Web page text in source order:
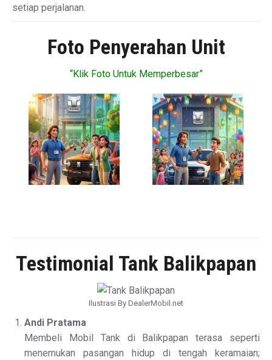
setiap perjalanan.
Foto Penyerahan Unit
“Klik Foto Untuk Memperbesar”
Testimonial Tank Balikpapan
Ilustrasi By DealerMobil.net
Andi Pratama
Membeli Mobil Tank di Balikpapan terasa seperti
menemukan pasangan hidup di tengah keramaian;